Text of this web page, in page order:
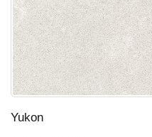
Yukon